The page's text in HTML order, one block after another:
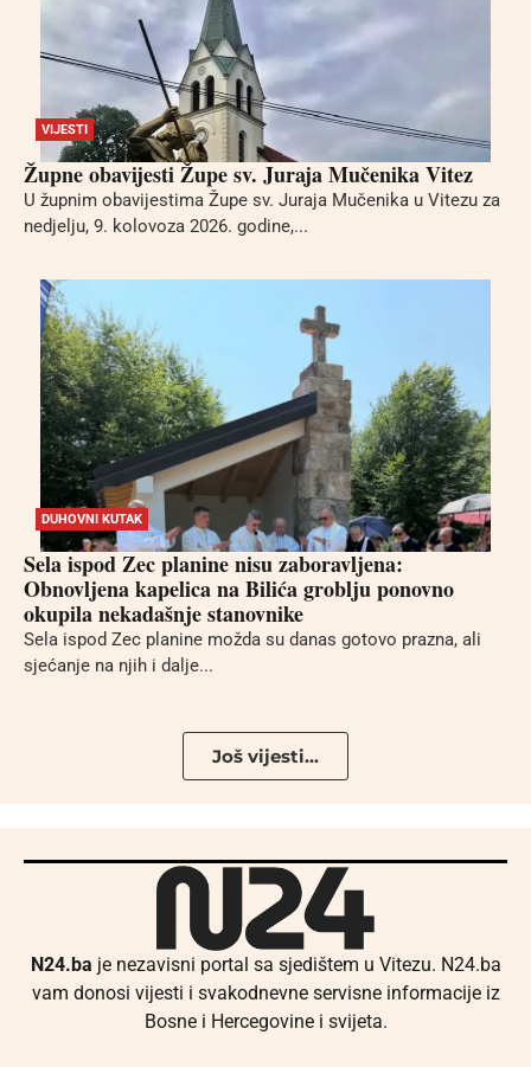
VIJESTI
Župne obavijesti Župe sv. Juraja Mučenika Vitez
U župnim obavijestima Župe sv. Juraja Mučenika u Vitezu za
nedjelju, 9. kolovoza 2026. godine,...
DUHOVNI KUTAK
Sela ispod Zec planine nisu zaboravljena:
Obnovljena kapelica na Bilića groblju ponovno
okupila nekadašnje stanovnike
Sela ispod Zec planine možda su danas gotovo prazna, ali
sjećanje na njih i dalje...
Još vijesti...
N24.ba je nezavisni portal sa sjedištem u Vitezu. N24.ba
vam donosi vijesti i svakodnevne servisne informacije iz
Bosne i Hercegovine i svijeta.